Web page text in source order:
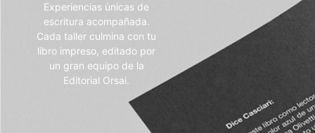
Experiencias únicas de
escritura acompañada.
Cada taller culmina con tu
libro impreso, editado por
un gran equipo de la
Editorial Orsai.